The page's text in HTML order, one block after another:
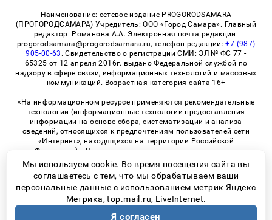
Наименование: сетевое издание PROGORODSAMARA
(ПРОГОРОДСАМАРА) Учредитель: ООО «Город Самара». Главный
редактор: Романова А.А. Электронная почта редакции:
progorodsamara@progorodsamara.ru, телефон редакции:+7 (987)
905-00-63 . Свидетельство о регистрации СМИ: ЭЛ № ФС 77 -
65325 от 12 апреля 2016г. выдано Федеральной службой по
надзору в сфере связи, информационных технологий и массовых
коммуникаций. Возрастная категория сайта 16+
«На информационном ресурсе применяются рекомендательные
технологии (информационные технологии предоставления
информации на основе сбора, систематизации и анализа
сведений, относящихся к предпочтениям пользователей сети
«Интернет», находящихся на территории Российской
Федерации)». Правила применения рекомендательных
технологий в виджетах рекламно-обменной сети
«СМИ2» (PDF)
© 2026 «ProGorodSamara» | Все права защищены
Возрастная категория сайта 16+
Мы используем cookie. Во время посещения сайта вы
соглашаетесь с тем, что мы обрабатываем ваши
персональные данные с использованием метрик Яндекс
Метрика, top.mail.ru, LiveInternet.
Я согласен